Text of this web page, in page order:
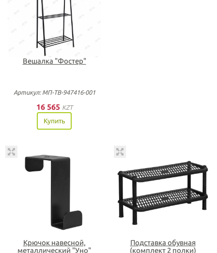
Вешалка "Фостер"
Артикул: МП-ТВ-947416-001
16 565 KZT
Купить
Крючок навесной,
металлический "Уно"
Подставка обувная
(комплект 2 полки)